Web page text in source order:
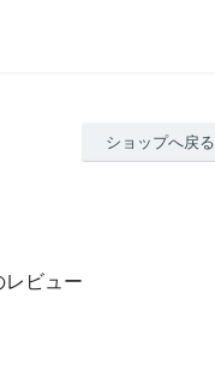
ショップへ戻る
レビュー